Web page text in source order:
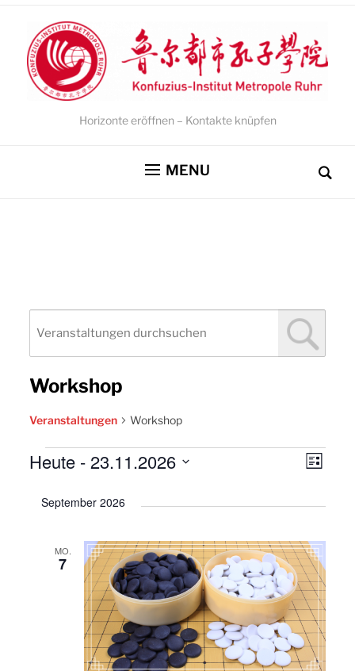
Horizonte eröffnen – Kontakte knüpfen
MENU
Workshop
Veranstaltungen Workshop
Veranstaltungen Liste
Heute - 23.11.2026
wählen.
September 2026
MO.
7